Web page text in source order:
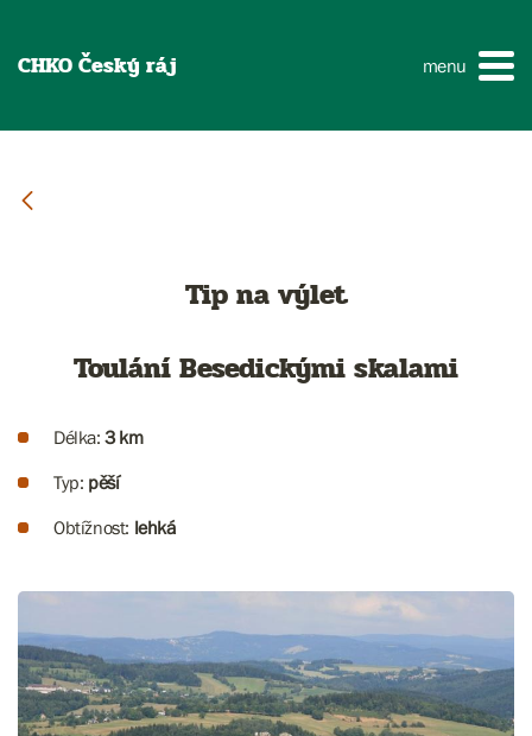
CHKO Český ráj menu
Tip na výlet
Toulání Besedickými skalami
Délka:3 km
Typ: pěší
Obtížnost: lehká